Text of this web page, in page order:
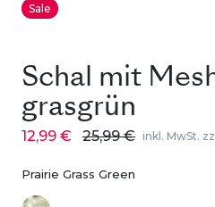
Sale
Schal mit
grasgrün
12,99 € 25,99 € inkl. MwSt.
Prairie Grass Green